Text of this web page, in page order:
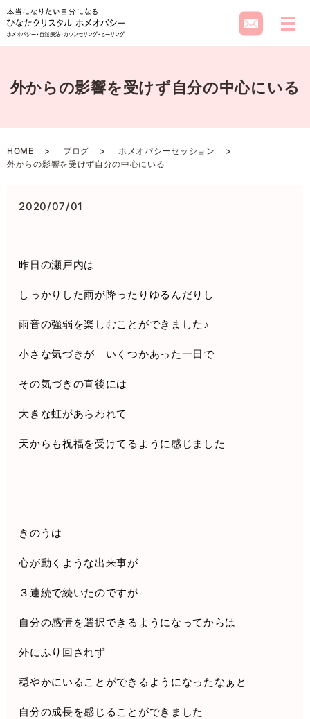
メ
外からの影響を受けず自分の中心にいる
HOME ブログ
ホメオパシーセッション
外からの影響を受けず自分の中心にいる
2020/07/01
昨日の瀬戸内は
しっかりした雨が降ったりゆるんだりし
雨音の強弱を楽しむことができました ♪
小さな気づきが いくつかあった一日で
その気づきの直後には
大きな虹があらわれて
天からも祝福を受けてるように感じました
きのうは
心が動くような出来事が
３連続で続いたのですが
自分の感情を選択できるようになってからは
外にふり回されず
穏やかにいることができるようになったなぁと
自分の成長を感じることができました